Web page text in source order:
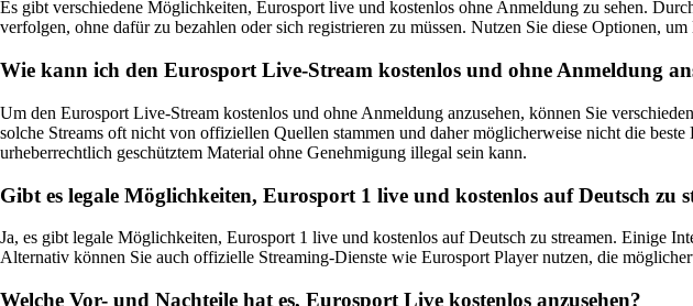
Es gibt verschiedene Möglichkeiten, Eurosport live und kostenlos ohne Anmeldung zu sehen.
verfolgen, ohne dafür zu bezahlen oder sich registrieren zu müssen. Nutzen Sie diese Optionen,
Wie kann ich den Eurosport Live-Stream kostenlos und ohne Anmeldung
Um den Eurosport Live-Stream kostenlos und ohne Anmeldung anzusehen, können Sie
solche Streams oft nicht von offiziellen Quellen stammen und daher möglicherweise nicht die
urheberrechtlich geschütztem Material ohne Genehmigung illegal sein kann.
Gibt es legale Möglichkeiten, Eurosport 1 live und kostenlos auf Deutsch zu
Ja, es gibt legale Möglichkeiten, Eurosport 1 live und kostenlos auf Deutsch zu streamen. Einige
Alternativ können Sie auch offizielle Streaming-Dienste wie Eurosport Player nutzen, die
Welche Vor- und Nachteile hat es, Eurosport Live kostenlos anzusehen?